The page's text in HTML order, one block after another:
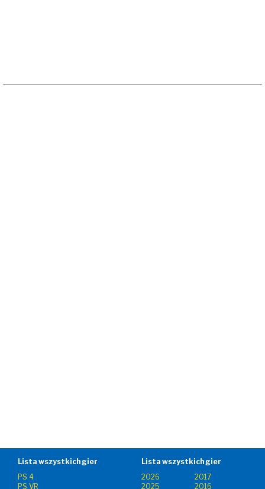
Lista wszystkich gier
PS 4
PS VR
Lista wszystkich gier
2026
2017
2025
2016